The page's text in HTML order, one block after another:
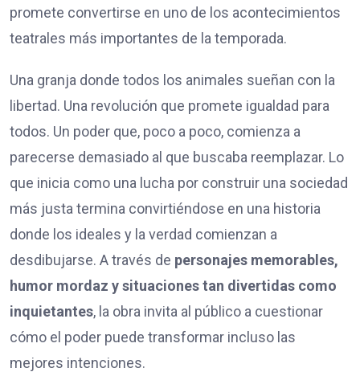
promete convertirse en uno de los acontecimientos
teatrales más importantes de la temporada.
Una granja donde todos los animales sueñan con la
libertad. Una revolución que promete igualdad para
todos. Un poder que, poco a poco, comienza a
parecerse demasiado al que buscaba reemplazar. Lo
que inicia como una lucha por construir una sociedad
más justa termina convirtiéndose en una historia
donde los ideales y la verdad comienzan a
desdibujarse. A través de personajes memorables,
humor mordaz y situaciones tan divertidas como
inquietantes, la obra invita al público a cuestionar
cómo el poder puede transformar incluso las
mejores intenciones.